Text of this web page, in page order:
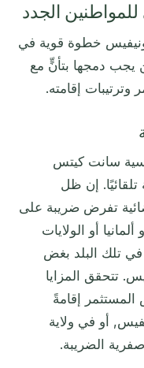
الجدد
خطوة قوية في
يجب دمجها بتأنٍّ مع
وترتيبات إقامته.
سانت كيتس
تلقائيًا. إن ظل
تفرض ضريبة على
أو الولايات
في تلك البلد بغض
تتحقق المزايا
المستثمر إقامةً
أو في ولاية
الضريبة.